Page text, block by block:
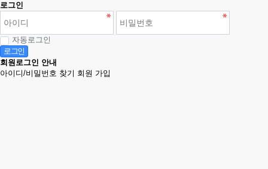
로그인
자동로그인
로그인
회원로그인 안내
아이디/비밀번호 찾기 회원 가입